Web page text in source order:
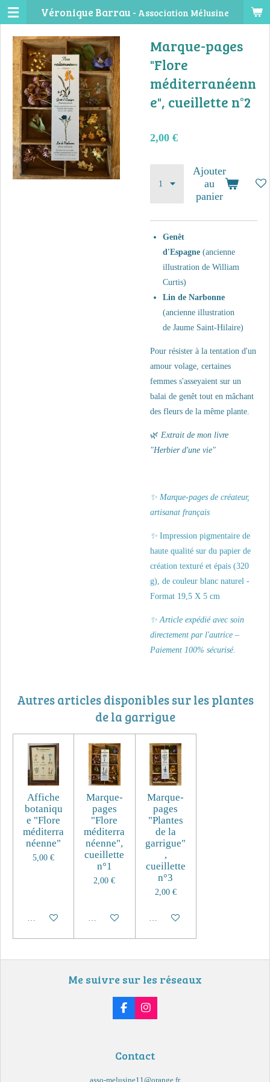
Passer
contenu
principal
Véronique Barrau - Association Mélusine
Marque-pages
"Flore
méditerranéenn
e", cueillette n°2
2,00 €
Ajouter
au
panier
Genêt
d'Espagne (ancienne
illustration de William
Curtis)
Lin de Narbonne
(ancienne illustration
de Jaume Saint-Hilaire)
Pour résister à la tentation d'un
amour volage, certaines
femmes s'asseyaient sur un
balai de genêt tout en mâchant
des fleurs de la même plante.
🌿 Extrait de mon livre
"Herbier d'une vie"
✨ Marque-pages de créateur,
artisanat français
✨ Impression pigmentaire de
haute qualité sur du papier de
création texturé et épais (320
g), de couleur blanc naturel -
Format 19,5 X 5 cm
✨ Article expédié avec soin
directement par l'autrice –
Paiement 100% sécurisé.
Autres articles disponibles sur les plantes
de la garrigue
Affiche
botaniqu
e "Flore
méditerra
néenne"
5,00 €
Ajouter au panier
Marque-
pages
"Flore
méditerra
néenne",
cueillette
n°1
2,00 €
Ajouter au panier
Marque-
pages
"Plantes
de la
garrigue"
,
cueillette
n°3
2,00 €
Ajouter au panier
Me suivre sur les réseaux
F
a
o
k
I
n
g
a
Contact
asso-melusine11@orange.fr